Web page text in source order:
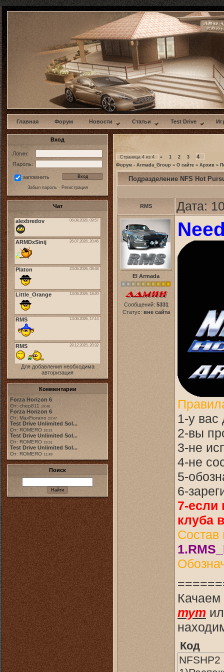
w
Главная Форум Новости Статьи Test Drive
Вход
Логин:
Пароль:
запомнить
Забыл пароль· Регистрация
Чат
Для добавления необходима
авторизация
Комментарии
Forza Horizon 6
От: chep811 19:48
Forza Horizon 6
От: MaxFiorano 23:47
Test Drive Unlimited Sol...
От: ROMERO 18:31
Test Drive Unlimited Sol...
От: ROMERO 19:31
Test Drive Unlimited Sol...
От: ROMERO 11:49
Поиск
Страница 4 из 4 « 1 2 3 4
Форум - Armada_Group » О сайте » Архив »
Подразделение NFS Hot
RMS Дата:
El Armada
Сообщений: 5331
Статус: вне сайта
1-у
2-вы
3-не
4-не
5-
6-
7-если
клуба
Состав
Качаем
тут
Код
NFSHP2